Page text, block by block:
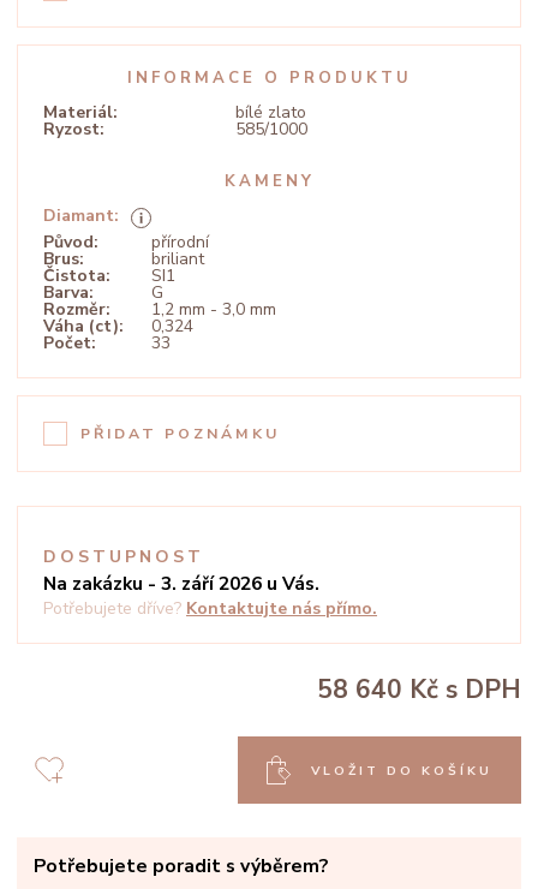
INFORMACE O PRODUKTU
Materiál: bílé zlato
Ryzost: 585/1000
KAMENY
Diamant:
Původ:
přírodní
Brus: briliant
Čistota: SI1
Barva: G
Rozměr: 1,2 mm - 3,0 mm
Váha (ct): 0,324
Počet: 33
PŘIDAT POZNÁMKU
DOSTUPNOST
Na zakázku - 3. září 2026 u Vás.
Potřebujete dříve? Kontaktujte nás přímo.
58 640 Kč s DPH
VLOŽIT DO KOŠÍKU
Potřebujete poradit s výběrem?